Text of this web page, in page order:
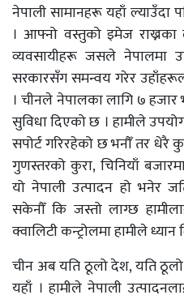
नेपाली सामानहरू यहाँ ल्याउँदा
। आफ्नो वस्तुको इमेज
व्यवसायीहरू जसले नेपालमा
सरकारसँग समन्वय गरेर
। चीनले नेपालका लागि ७ हजार
सुविधा दिएको छ । हामीले
सपोर्ट गरिरहेको छ भनौँ तर धेरै
गुणस्तरको कुरा, चिनियाँ
यो नेपाली उत्पादन हो भनेर
सकेनौँ कि जस्तो लाग्छ
क्वालिटी कन्ट्रोलमा हामीले ध्यान
चीन अब यति ठूलो देश, यति
यहाँ । हामीले नेपाली